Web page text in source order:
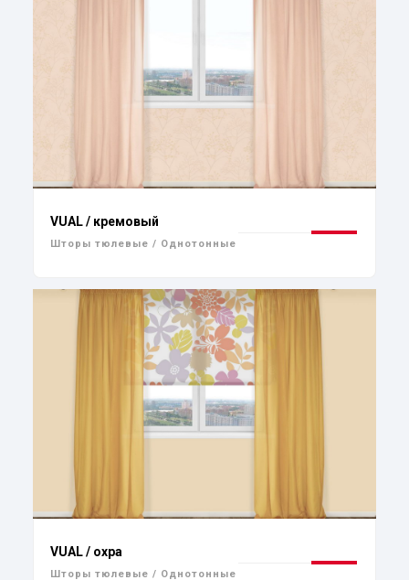
VUAL / кремовый
Шторы тюлевые / Однотонные
VUAL / охра
Шторы тюлевые / Однотонные